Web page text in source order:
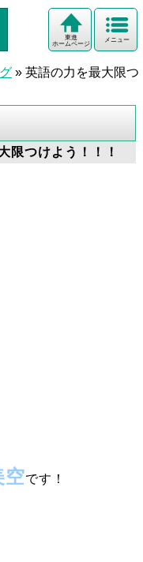
メニュー
東進
ホームページ
» 英語の力を最大限つ
つけよう！！！
空です！